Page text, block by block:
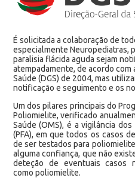
É solicitada a colaboração de
especialmente Neuropediatras,
paralisia flácida aguda sejam
atempadamente, de acordo com
Saúde (DGS) de 2004, mas
notificação e seguimento e os
Um dos pilares principais do
Poliomielite, verificado
Saúde (OMS), é a vigilância
(PFA), em que todos os casos
de ser testados para
alguma confiança, que não
deteção de eventuais casos
como poliomielite.